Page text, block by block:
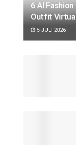
6 AI
Outfit
5 JULI 2026